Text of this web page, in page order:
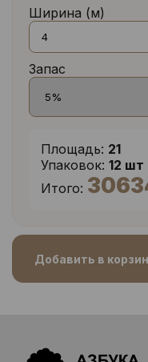
Ширина (м)
Запас
Площадь: 21
Упаковок: 12 шт
Итого:
Добавить в